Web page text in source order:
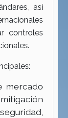
así
controles
mercado